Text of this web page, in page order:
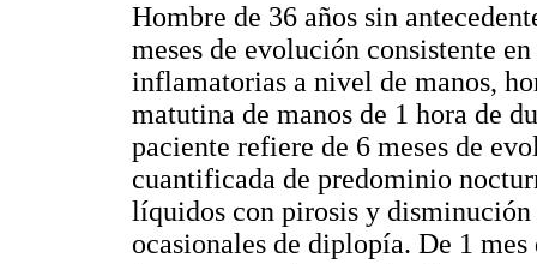
Hombre de 36 años sin
meses de evolución consistente
inflamatorias a nivel de manos,
matutina de manos de 1 hora de
paciente refiere de 6 meses de
cuantificada de predominio
líquidos con pirosis y
ocasionales de diplopía. De 1